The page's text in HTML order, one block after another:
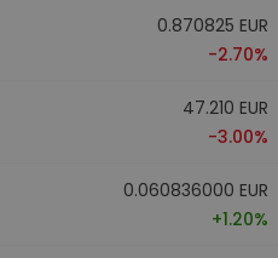
0.870825 EUR
-2.70%
47.210 EUR
-3.00%
0.060836000 EUR
+1.20%